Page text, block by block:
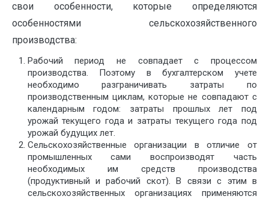
свои особенности, которые определяются
особенностями сельскохозяйственного
производства:
Рабочий период не совпадает с процессом
производства. Поэтому в бухгалтерском учете
необходимо разграничивать затраты по
производственным циклам, которые не совпадают с
календарным годом: затраты прошлых лет под
урожай текущего года и затраты текущего года под
урожай будущих лет.
Сельскохозяйственные организации в отличие от
промышленных сами воспроизводят часть
необходимых им средств производства
(продуктивный и рабочий скот). В связи с этим в
сельскохозяйственных организациях применяются